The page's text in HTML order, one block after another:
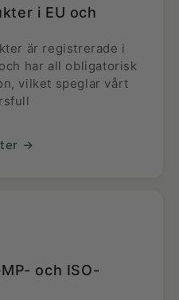
i EU och
är registrerade i
har all obligatorisk
vilket speglar vårt
→
och ISO-